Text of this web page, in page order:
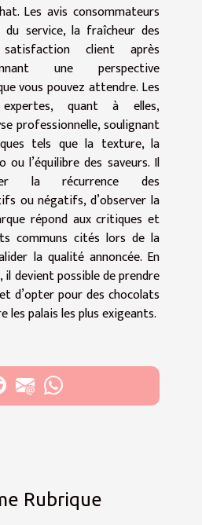
Les avis consommateurs
service, la fraîcheur des
client après
une perspective
vous pouvez attendre. Les
expertes, quant à elles,
professionnelle, soulignant
tels que la texture, la
ou l’équilibre des saveurs. Il
la récurrence des
ou négatifs, d’observer la
répond aux critiques et
communs cités lors de la
la qualité annoncée. En
devient possible de prendre
d’opter pour des chocolats
palais les plus exigeants.
Rubrique